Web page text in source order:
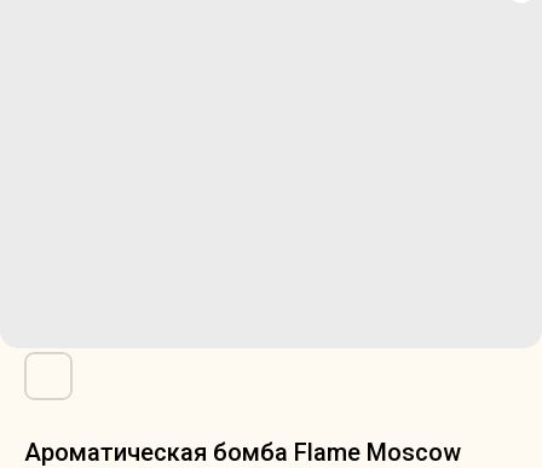
Ароматическая бомба Flame Moscow